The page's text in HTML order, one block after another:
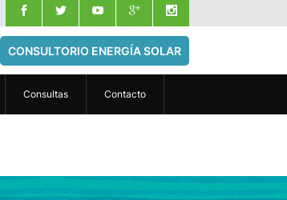
CONSULTORIO ENERGÍA SOLAR
Consultas Contacto